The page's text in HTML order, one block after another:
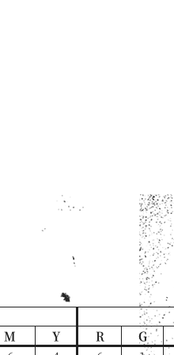
M
Y R G